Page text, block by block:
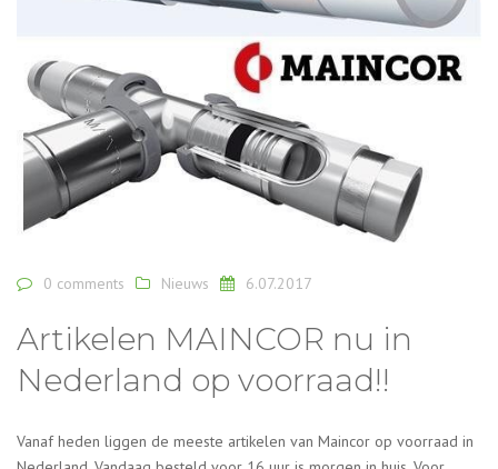
0 comments Nieuws 6.07.2017
Artikelen MAINCOR nu in
Nederland op voorraad!!
Vanaf heden liggen de meeste artikelen van Maincor op voorraad in